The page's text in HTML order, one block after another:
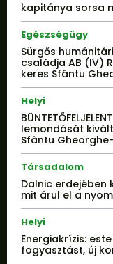
kapitánya sorsa
Egészségügy
Sürgős
családja AB (IV)
keres Sfântu
Helyi
lemondását
Sfântu
Társadalom
Dalnic
mit árul el a
Helyi
Energiakrízis:
fogyasztást, új